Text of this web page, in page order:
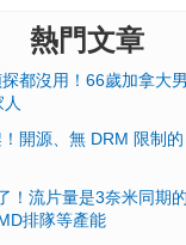
熱門文章
都沒用！66歲加拿大
開源、無 DRM 限制
！流片量是3奈米同期
排隊等產能